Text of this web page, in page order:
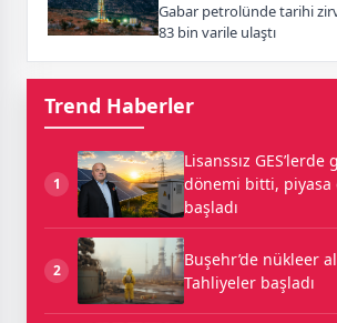
Gabar petrolünde tarihi
83 bin varile ulaştı
Trend Haberler
1
Lisanssız GES’lerde
dönemi bitti, piyasa
başladı
2
Buşehr’de nükleer
Tahliyeler başladı